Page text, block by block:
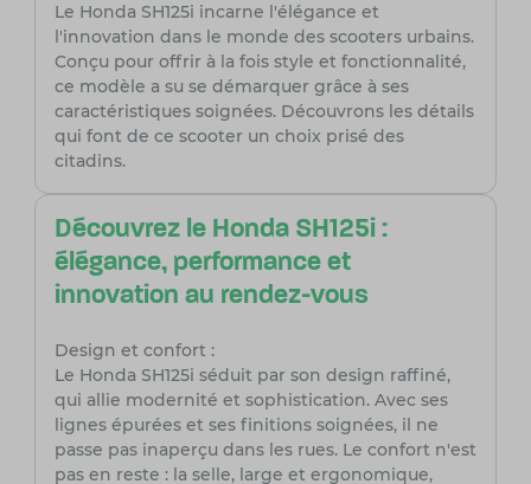
Le Honda SH125i incarne l'élégance et
l'innovation dans le monde des scooters urbains.
Conçu pour offrir à la fois style et fonctionnalité,
ce modèle a su se démarquer grâce à ses
caractéristiques soignées. Découvrons les détails
qui font de ce scooter un choix prisé des
citadins.
Découvrez le Honda SH125i :
élégance, performance et
innovation au rendez-vous
Design et confort :
Le Honda SH125i séduit par son design raffiné,
qui allie modernité et sophistication. Avec ses
lignes épurées et ses finitions soignées, il ne
passe pas inaperçu dans les rues. Le confort n'est
pas en reste : la selle, large et ergonomique,